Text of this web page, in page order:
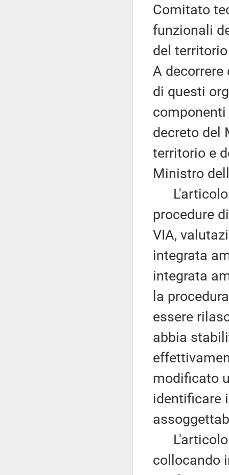
Comitato
funzionali
del
A
di questi
decreto del
territorio e
Ministro
L'articolo
procedure
VIA,
integrata
integrata
la
essere
abbia
modificato
identificare
L'articolo
collocando